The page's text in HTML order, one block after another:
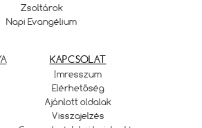
Zsoltárok
Napi Evangélium
KAPCSOLAT
Imresszum
Elérhetőség
Ajánlott oldalak
Visszajelzés